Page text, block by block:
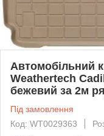
Автомобільний
Weathertech
бежевий за 2м
Під замовлення
Код: WT0029363